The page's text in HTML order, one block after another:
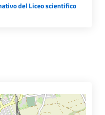
del Liceo scientifico